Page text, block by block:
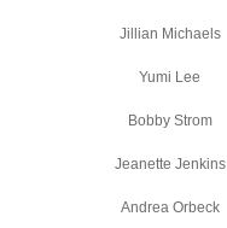
Jillian Michaels
Yumi Lee
Bobby Strom
Jeanette Jenkins
Andrea Orbeck